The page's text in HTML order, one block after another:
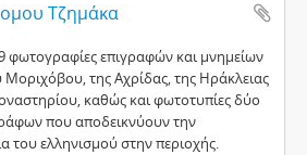
Τζημάκα
φωτογραφίες επιγραφών και μνημείων
της Αχρίδας, της Ηράκλειας
καθώς και φωτοτυπίες δύο
που αποδεικνύουν την
του ελληνισμού στην περιοχής.